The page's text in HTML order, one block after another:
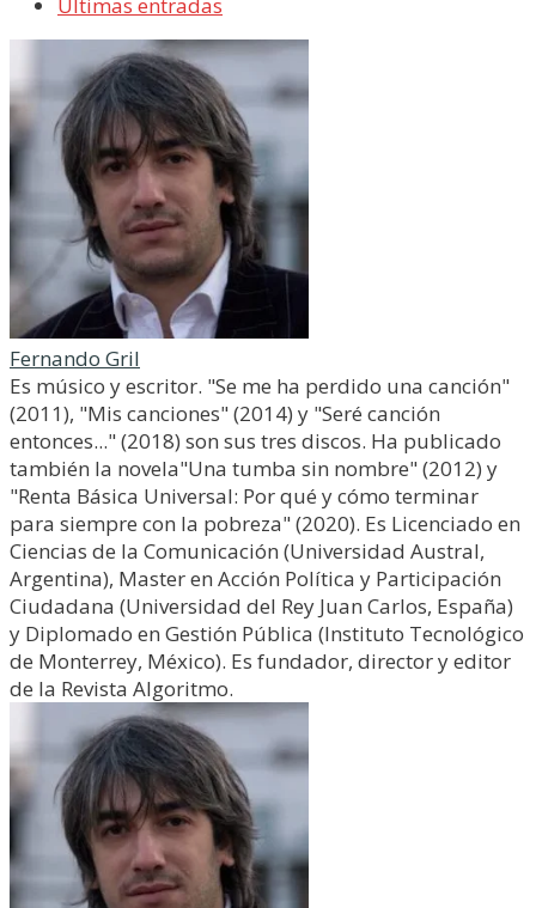
Fernando Gril
Es músico y escritor. "Se me ha perdido una canción"
(2011), "Mis canciones" (2014) y "Seré canción
entonces..." (2018) son sus tres discos. Ha publicado
también la novela"Una tumba sin nombre" (2012) y
"Renta Básica Universal: Por qué y cómo terminar
para siempre con la pobreza" (2020). Es Licenciado en
Ciencias de la Comunicación (Universidad Austral,
Argentina), Master en Acción Política y Participación
Ciudadana (Universidad del Rey Juan Carlos, España)
y Diplomado en Gestión Pública (Instituto Tecnológico
de Monterrey, México). Es fundador, director y editor
de la Revista Algoritmo.